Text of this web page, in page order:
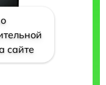
сайте